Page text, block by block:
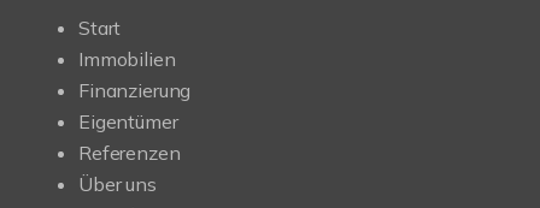
Start
Immobilien
Finanzierung
Eigentümer
Referenzen
Über uns